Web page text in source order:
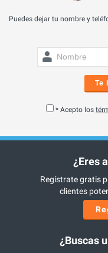
Puedes dejar tu nombre y
Te
* Acepto los
¿Eres
Regístrate gratis
clientes
¿Buscas